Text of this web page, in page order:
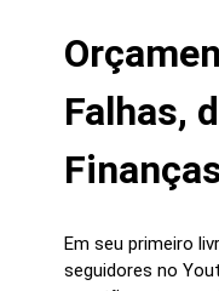
Falhas,
Em seu primeiro
seguidores no